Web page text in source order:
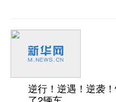
逆行！逆遇！逆袭